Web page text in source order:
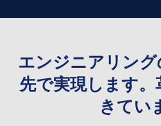
エンジニアリン
先で実現します
きてい